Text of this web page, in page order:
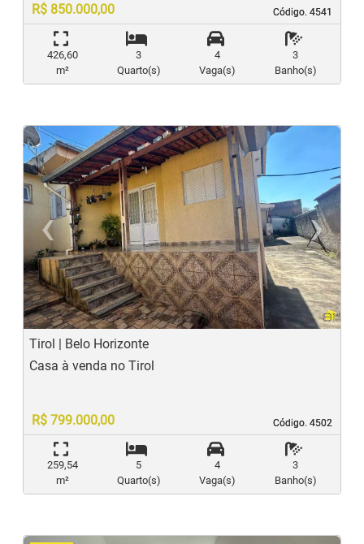
Código. 4541
Código. 4541
R$ 850.000,00
426,60
m²
3
Quarto(s)
4
Vaga(s)
3
Banho(s)
‹
Previous
›
Tirol | Belo Horizonte
Código. 4502
Código. 4502
Casa à venda no Tirol
R$ 799.000,00
259,54
m²
5
Quarto(s)
4
Vaga(s)
3
Banho(s)